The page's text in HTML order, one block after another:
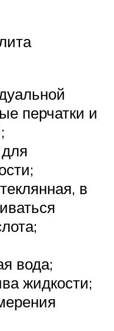
перчатки и
в
вода;
жидкости;